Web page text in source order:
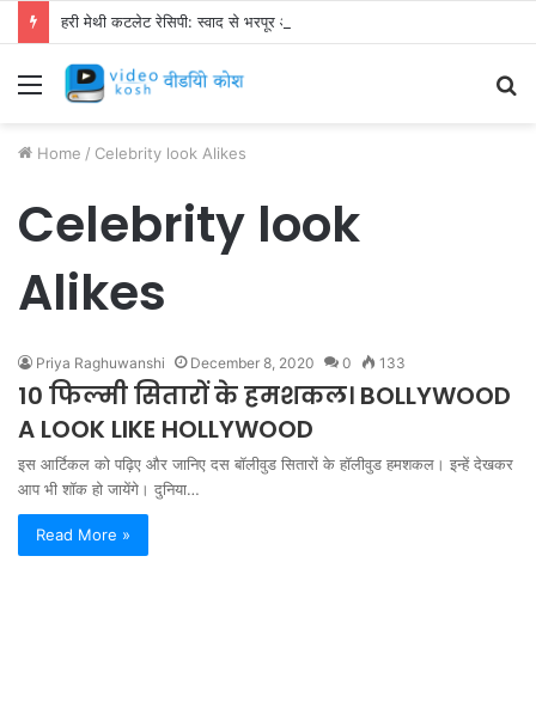
हरी मेथी कटलेट रेसिपी: स्वाद से भरपूर और स्वस्थ नाश्ता बनाएं!
Menu
Home / Celebrity look Alikes
Celebrity look
Alikes
Priya Raghuwanshi December 8, 2020 0 133
10 फिल्मी सितारों के हमशकल। BOLLYWOOD
A LOOK LIKE HOLLYWOOD
इस आर्टिकल को पढ़िए और जानिए दस बॉलीवुड सितारों के हॉलीवुड हमशकल। इन्हें देखकर
आप भी शॉक हो जायेंगे। दुनिया…
Read More »